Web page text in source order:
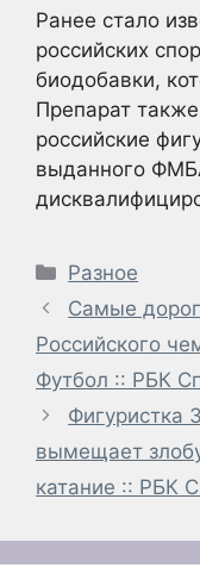
Ранее стало
российских
биодобавки,
Препарат
российские
выданного
Рубрики
Разное
Самые
Российского
Футбол :: РБК
Фигуристка
вымещает
катание :: РБК